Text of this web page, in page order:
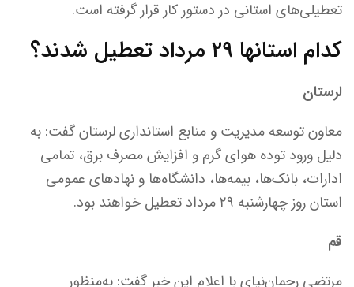
تعطیلی‌های استانی در دستور کار قرار گرفته است.
کدام استانها ۲۹ مرداد تعطیل شدند؟
لرستان
معاون توسعه مدیریت و منابع استانداری لرستان گفت: به
دلیل ورود توده هوای گرم و افزایش مصرف برق، تمامی
ادارات، بانک‌ها، بیمه‌ها، دانشگاه‌ها و نهادهای عمومی
استان روز چهارشنبه ۲۹ مرداد تعطیل خواهند بود.
قم
مرتضی رحمان‌نیای با اعلام این خبر گفت: به‌منظور